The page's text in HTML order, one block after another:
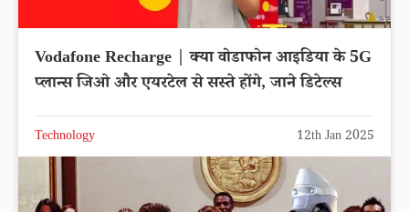
Vodafone Recharge | क्या वोडाफोन आइडिया के 5G
प्लान्स जिओ और एयरटेल से सस्ते होंगे, जाने डिटेल्स
Technology 12th Jan 2025